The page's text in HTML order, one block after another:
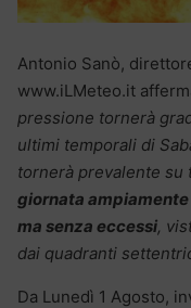
Antonio Sanò,
www.iLMeteo.it
pressione tornerà
ultimi temporali di
tornerà prevalente su
giornata
ma senza eccessi,
dai quadranti
Da Lunedì 1 Agosto,